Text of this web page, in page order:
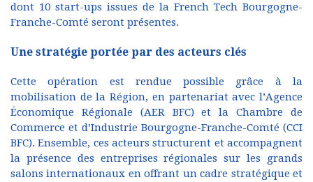
dont 10 start-ups issues de la French Tech Bourgogne-
Franche-Comté seront présentes.
Une stratégie portée par des acteurs clés
Cette opération est rendue possible grâce à la
mobilisation de la Région, en partenariat avec l’Agence
Économique Régionale (AER BFC) et la Chambre de
Commerce et d’Industrie Bourgogne-Franche-Comté (CCI
BFC). Ensemble, ces acteurs structurent et accompagnent
la présence des entreprises régionales sur les grands
salons internationaux en offrant un cadre stratégique et